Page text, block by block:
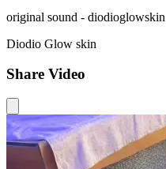
original sound - diodioglowskin
Diodio Glow skin
Share Video